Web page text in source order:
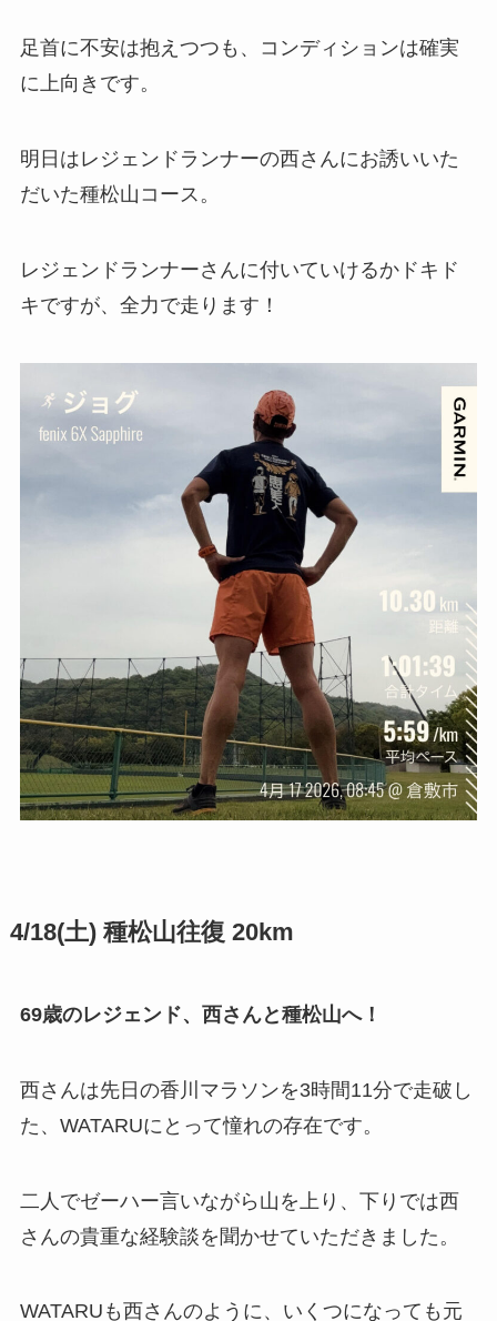
足首に不安は抱えつつも、コンディションは確実
に上向きです。
明日はレジェンドランナーの西さんにお誘いいた
だいた種松山コース。
レジェンドランナーさんに付いていけるかドキド
キですが、全力で走ります！
4/18(土) 種松山往復 20km
69歳のレジェンド、西さんと種松山へ！
西さんは先日の香川マラソンを3時間11分で走破し
た、WATARUにとって憧れの存在です。
二人でゼーハー言いながら山を上り、下りでは西
さんの貴重な経験談を聞かせていただきました。
WATARUも西さんのように、いくつになっても元